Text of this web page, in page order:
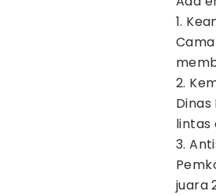
1.
2.
lintas
3.
juara